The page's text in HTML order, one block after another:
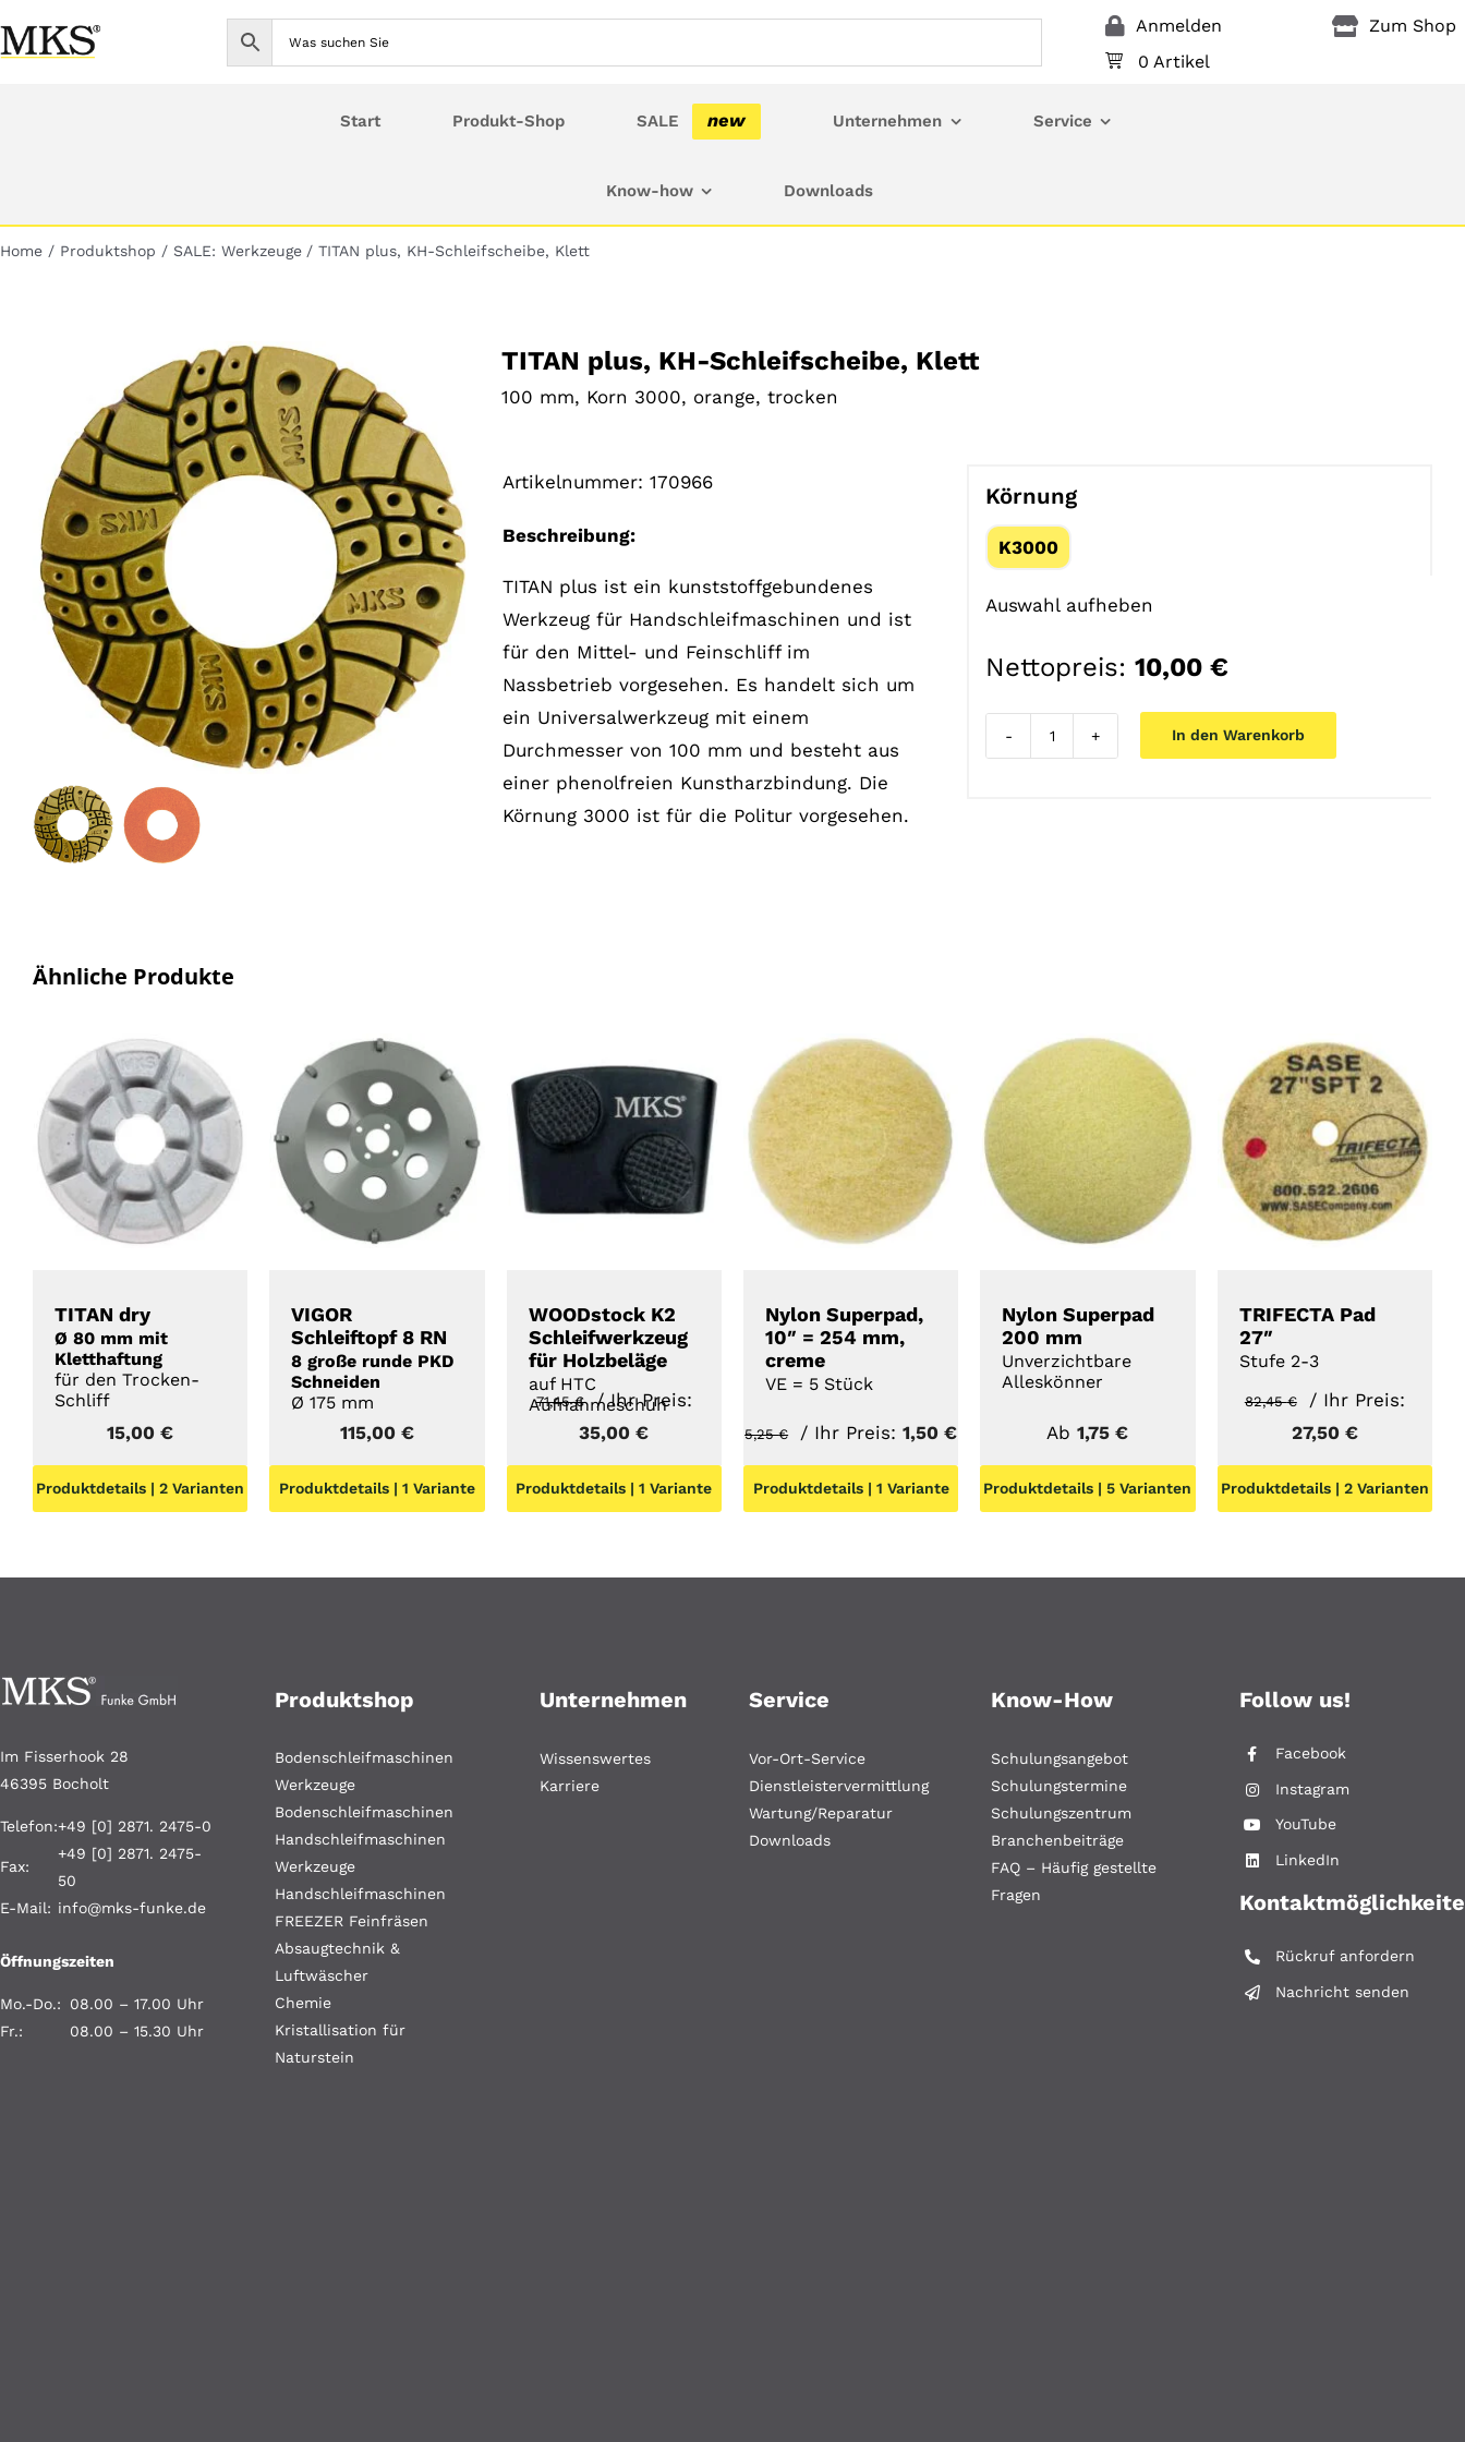
to
Anmelden
Zum Shop
0 Artikel
Start Produkt-Shop SALE new Unternehmen Service
Know-how Downloads
Home Produktshop SALE: Werkzeuge TITAN plus, KH-Schleifscheibe, Klett
TITAN plus, KH-Schleifscheibe, Klett
100 mm, Korn 3000, orange, trocken
10,00 €
Artikelnummer: 170966
Beschreibung:
TITAN plus ist ein kunststoffgebundenes
Werkzeug für Handschleifmaschinen und ist
für den Mittel- und Feinschliff im
Nassbetrieb vorgesehen. Es handelt sich um
ein Universalwerkzeug mit einem
Durchmesser von 100 mm und besteht aus
einer phenolfreien Kunstharzbindung. Die
Körnung 3000 ist für die Politur vorgesehen.
Körnung
K3000
Auswahl aufheben
Nettopreis: 10,00 €
In den Warenkorb
Ähnliche Produkte
DETAILS
TITAN dry
Ø 80 mm mit
Kletthaftung
für den Trocken-
Schliff
15,00€
Produktdetails | 2 Varianten
DETAILS
VIGOR
Schleiftopf 8 RN
8 große runde PKD
Schneiden
Ø 175 mm
115,00 €
Produktdetails | 1 Variante
Angebot!
DETAILS
WOODstock K2
Schleifwerkzeug
für Holzbeläge
auf HTC
Aufnahmeschuh
71,45€
Ursprünglicher
Preis
war:
71,45 €
/ Ihr Preis:
35,00€Aktueller
Preis
ist:
Produktdetails | 1 Variante
Angebot!
DETAILS
Nylon Superpad,
10″ = 254 mm,
creme
VE = 5 Stück
5,25€
Ursprünglicher
Preis
war:
/ Ihr Preis: 1,50€Aktueller
Preis
ist:
Produktdetails | 1 Variante
Angebot!
DETAILS
Nylon Superpad
200 mm
Unverzichtbare
Alleskönner
Ab1,75€
Produktdetails | 5 Varianten
Angebot!
DETAILS
TRIFECTA Pad
27″
Stufe 2-3
82,45€
Ursprünglicher
Preis
war:
82,45 €
/ Ihr Preis:
27,50 €Aktueller
Preis
ist:
Produktdetails | 2 Varianten
Im Fisserhook 28
46395 Bocholt
Telefon:+49 [0] 2871. 2475-0
Fax:
+49 [0] 2871. 2475-
50
E-Mail: info@mks-funke.de
Öffnungszeiten
Mo.-Do.:
08.00 – 17.00 Uhr
Fr.:
08.00 – 15.30 Uhr
Produktshop
Bodenschleifmaschinen
Werkzeuge
Bodenschleifmaschinen
Handschleifmaschinen
Werkzeuge
Handschleifmaschinen
FREEZER Feinfräsen
Absaugtechnik &
Luftwäscher
Chemie
Kristallisation für
Naturstein
Unternehmen
Wissenswertes
Karriere
Service
Vor-Ort-Service
Dienstleistervermittlung
Wartung/Reparatur
Downloads
Know-How
Schulungsangebot
Schulungstermine
Schulungszentrum
Branchenbeiträge
FAQ – Häufig gestellte
Fragen
Follow us!
Facebook
Instagram
YouTube
LinkedIn
Rückruf anfordern
Nachricht senden